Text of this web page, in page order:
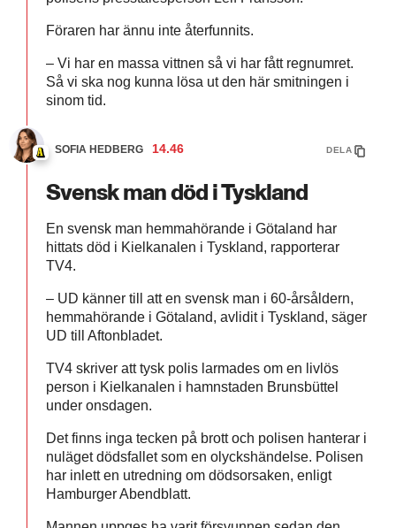
Föraren har ännu inte återfunnits.
– Vi har en massa vittnen så vi har fått regnumret.
Så vi ska nog kunna lösa ut den här smitningen i
sinom tid.
SOFIA HEDBERG 14.46 DELA
Svensk man död i Tyskland
En svensk man hemmahörande i Götaland har
hittats död i Kielkanalen i Tyskland, rapporterar
TV4.
– UD känner till att en svensk man i 60-årsåldern,
hemmahörande i Götaland, avlidit i Tyskland, säger
UD till Aftonbladet.
TV4 skriver att tysk polis larmades om en livlös
person i Kielkanalen i hamnstaden Brunsbüttel
under onsdagen.
Det finns inga tecken på brott och polisen hanterar i
nuläget dödsfallet som en olyckshändelse. Polisen
har inlett en utredning om dödsorsaken, enligt
Hamburger Abendblatt.